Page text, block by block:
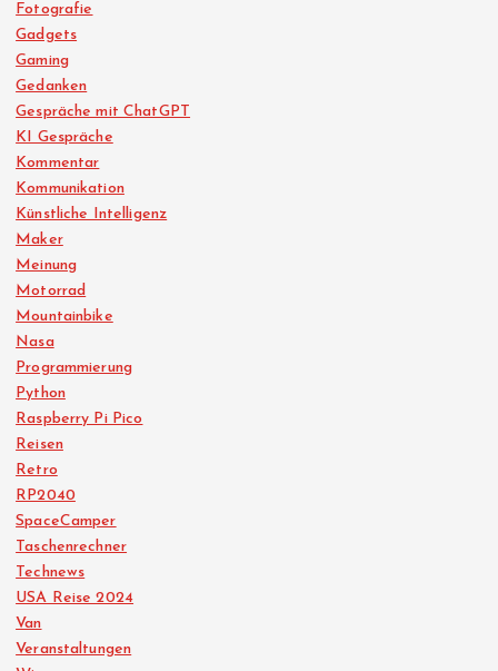
Fotografie
Gadgets
Gaming
Gedanken
Gespräche mit ChatGPT
KI Gespräche
Kommentar
Kommunikation
Künstliche Intelligenz
Maker
Meinung
Motorrad
Mountainbike
Nasa
Programmierung
Python
Raspberry Pi Pico
Reisen
Retro
RP2040
SpaceCamper
Taschenrechner
Technews
USA Reise 2024
Van
Veranstaltungen